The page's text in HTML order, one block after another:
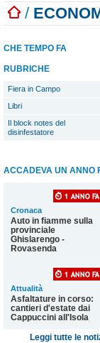
/
CHE TEMPO FA
RUBRICHE
Fiera in Campo
Libri
Il block notes del
disinfestatore
ACCADEVA UN ANNO
Cronaca
Auto in fiamme sulla
provinciale
Ghislarengo -
Rovasenda
Attualità
Asfaltature in corso:
cantieri d'estate dai
Cappuccini all'Isola
Leggi tutte le